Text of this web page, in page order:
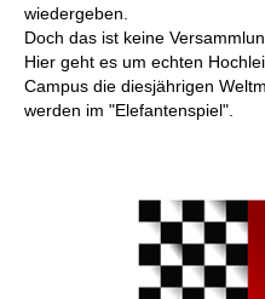
wiedergeben.
Doch das ist keine
Hier geht es um echten
Campus die diesjährigen
werden im "Elefantenspiel".